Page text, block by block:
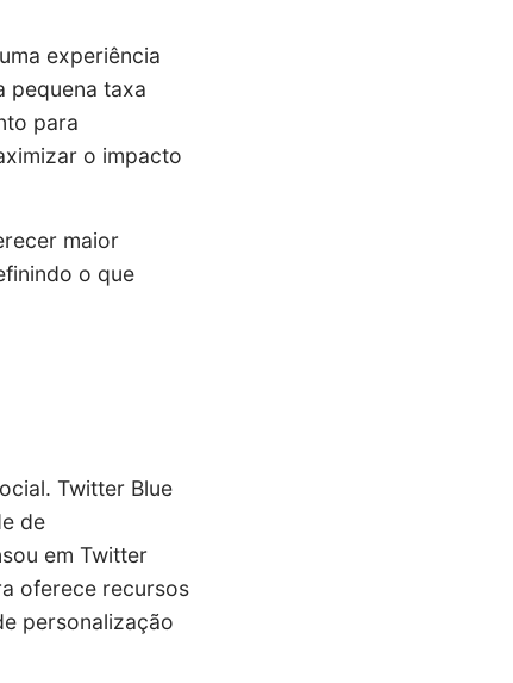
experiência
pequena taxa
para
o impacto
maior
o que
Twitter Blue
de
em Twitter
oferece recursos
personalização